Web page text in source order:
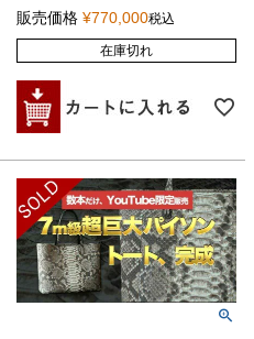
販売価格 ¥770,000税込
在庫切れ